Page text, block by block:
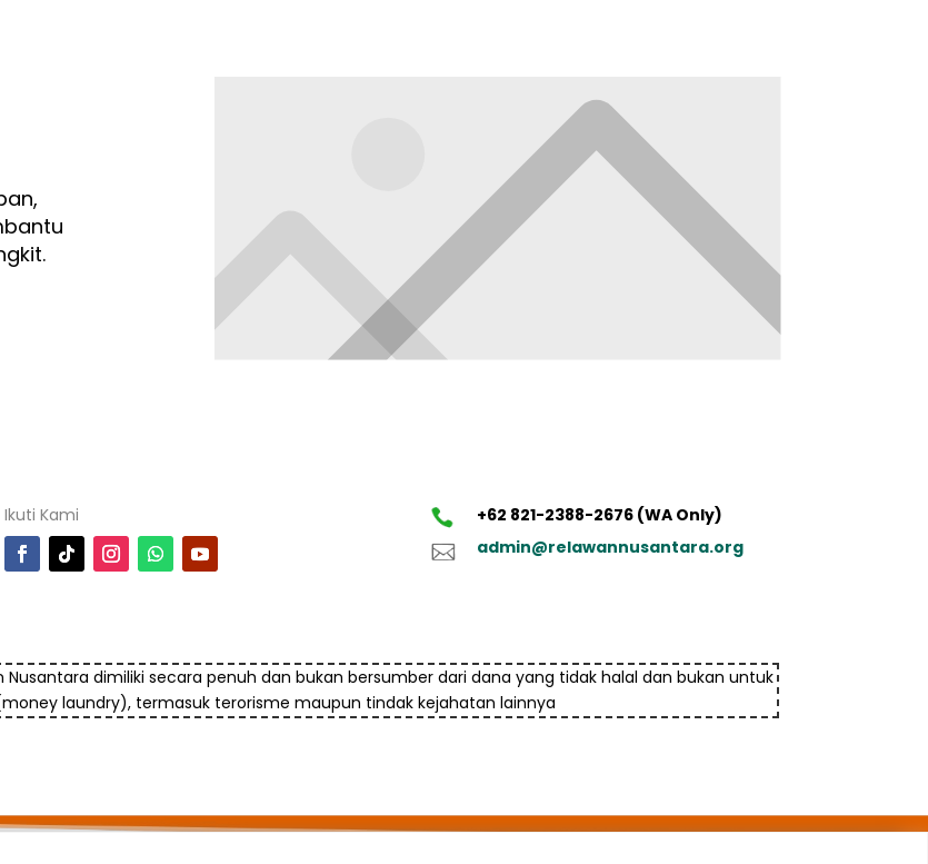
Ikuti Kami
+62 821-2388-2676 (WA Only)
admin@relawannusantara.org
Nusantara dimiliki secara penuh dan bukan bersumber dari dana yang tidak halal dan bukan untuk
laundry), termasuk terorisme maupun tindak kejahatan lainnya